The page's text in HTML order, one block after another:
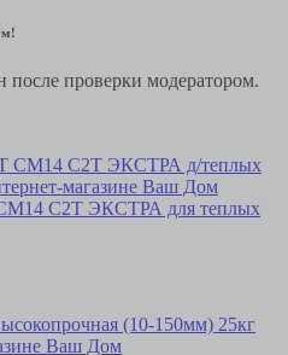
после проверки модератором.
C2T ЭКСТРА для теплых